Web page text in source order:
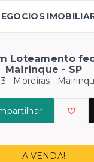
Loteamento
Mairinque - SP
- Moreiras -
A VENDA!